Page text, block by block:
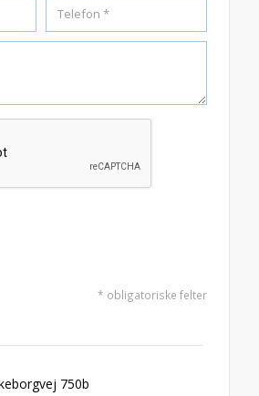
* obligatoriske felter
750b